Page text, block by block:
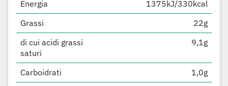
Energia
1375kJ/330kcal
Grassi
22g
di cui acidi grassi
saturi
9,1g
Carboidrati
1,0g